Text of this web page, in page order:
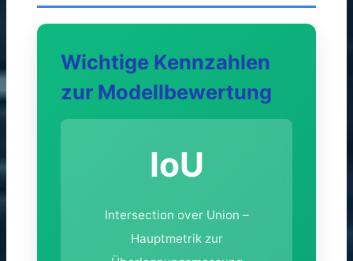
Wichtige Kennzahlen
zur Modellbewertung
IoU
Intersection over Union –
Hauptmetrik zur